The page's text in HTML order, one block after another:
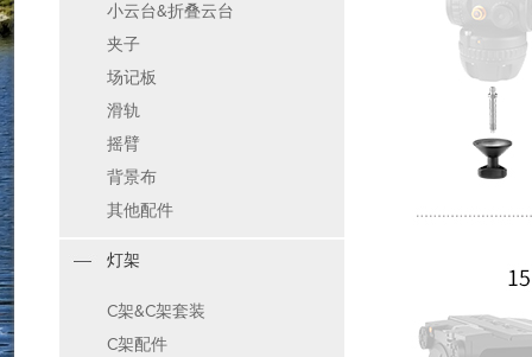
小云台&折叠云台
夹子
场记板
滑轨
摇臂
背景布
其他配件
灯架
C架&C架套装
C架配件